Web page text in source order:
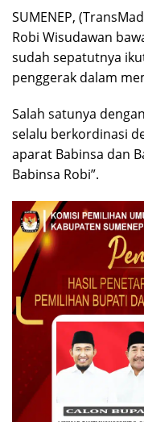
SUMENEP,
Robi Wisudawan
sudah sepatutnya
penggerak dalam
Salah satunya
selalu berkordinasi
aparat Babinsa dan
Babinsa Robi”.